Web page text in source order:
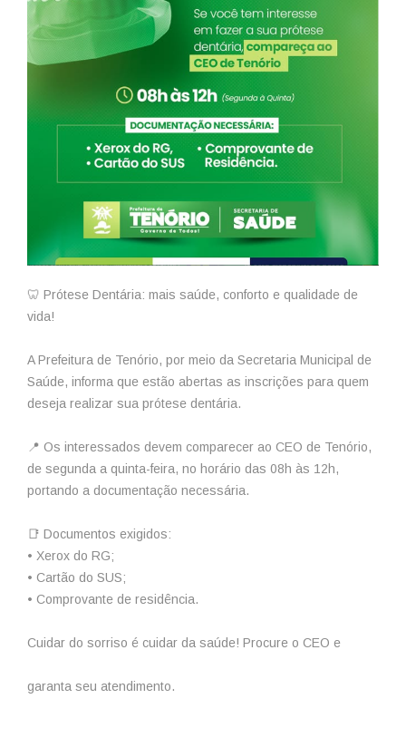
🦷 Prótese Dentária: mais saúde, conforto e qualidade de
vida!
A Prefeitura de Tenório, por meio da Secretaria Municipal de
Saúde, informa que estão abertas as inscrições para quem
deseja realizar sua prótese dentária.
📍 Os interessados devem comparecer ao CEO de Tenório,
de segunda a quinta-feira, no horário das 08h às 12h,
portando a documentação necessária.
📑 Documentos exigidos:
• Xerox do RG;
• Cartão do SUS;
• Comprovante de residência.
Cuidar do sorriso é cuidar da saúde! Procure o CEO e
garanta seu atendimento.